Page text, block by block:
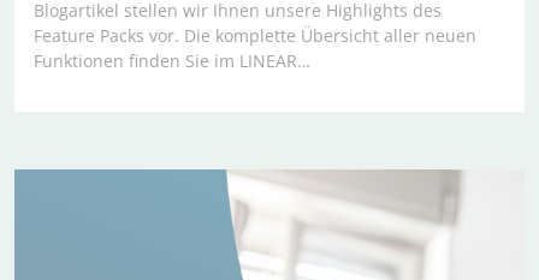
Blogartikel stellen wir Ihnen unsere Highlights des
Feature Packs vor. Die komplette Übersicht aller neuen
Funktionen finden Sie im LINEAR…